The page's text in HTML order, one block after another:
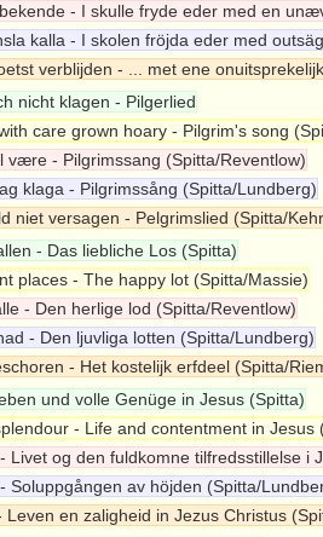
- I skulle fryde eder med en
kalla - I skolen fröjda eder med
verblijden - ... met ene
nicht klagen - Pilgerlied
care grown hoary - Pilgrim's song
være - Pilgrimssang (Spitta/Reventlow)
klaga - Pilgrimssång (Spitta/Lundberg)
niet versagen - Pelgrimslied (Spitta/
- Das liebliche Los (Spitta)
places - The happy lot (Spitta/Massie)
- Den herlige lod (Spitta/Reventlow)
- Den ljuvliga lotten (Spitta/Lundberg)
- Het kostelijk erfdeel (Spitta/
und volle Genüge in Jesus (Spitta)
- Life and contentment in Jesus
Livet og den fuldkomne tilfredsstillelse i
Soluppgången av höjden (Spitta/
en zaligheid in Jezus Christus